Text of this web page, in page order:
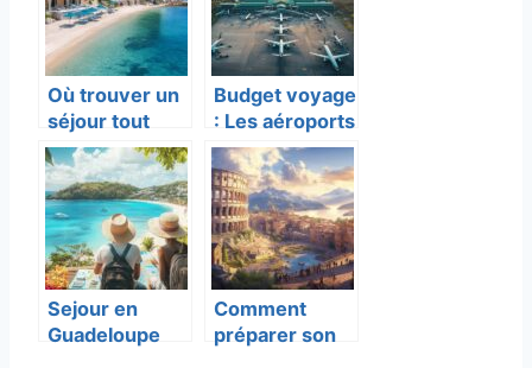
Où trouver un
séjour tout
compris en
Grèce pas
cher ? Les
bons plans à
ne pas
manquer
Budget voyage
: Les aéroports
thaïlandais les
plus
économiques
Sejour en
Guadeloupe
Comment
préparer son